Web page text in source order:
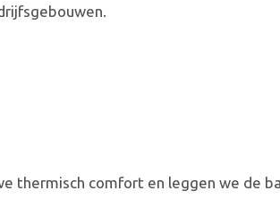
thermisch comfort en leggen we de